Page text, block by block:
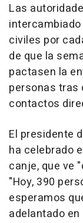
Las
civiles por
de que la
pactasen la
personas tras
contactos
El presidente
ha celebrado
canje, que ve
"Hoy, 390
esperamos
adelantado